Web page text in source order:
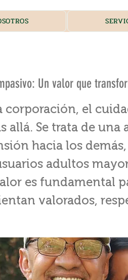
Un valor que
corporación, el
allá. Se trata de
hacia los
adultos
es fundamental
valorados,